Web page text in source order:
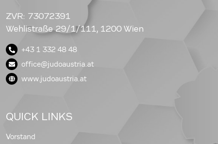
ZVR: 73072391
Wehlistraße 29/1/111, 1200 Wien
+43 1 332 48 48
office@judoaustria.at
www.judoaustria.at
QUICK LINKS
Vorstand